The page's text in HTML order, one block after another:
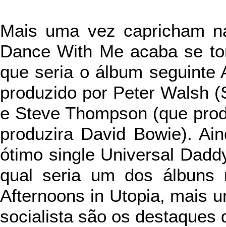
Mais uma vez capricham
Dance With Me acaba se
que seria o álbum seguinte
produzido por Peter Walsh
e Steve Thompson (que
produzira David Bowie).
ótimo single Universal
qual seria um dos álbuns
Afternoons in Utopia, mais
socialista são os destaques